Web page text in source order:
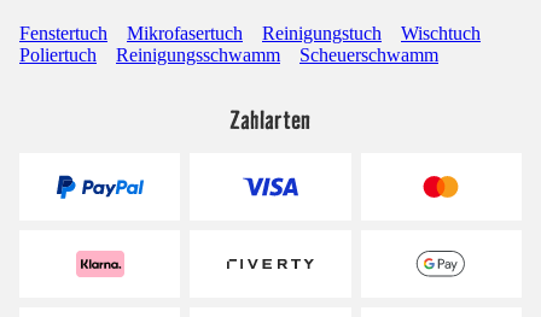
Fenstertuch Mikrofasertuch Reinigungstuch
Wischtuch
Poliertuch
Reinigungsschwamm Scheuerschwamm
Zahlarten